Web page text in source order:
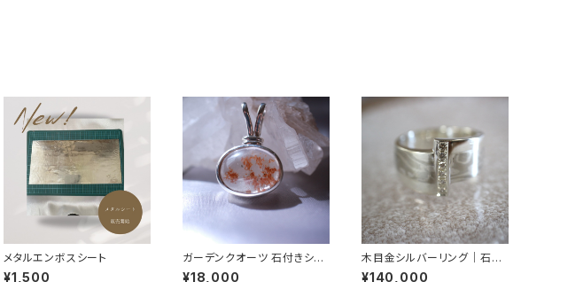
メタルエンボスシート
¥1,500
ガーデンクオーツ 石付きシル
バーペンダント | 石彩-木目
¥18,000
木目金シルバーリング｜石
彩 木目金 高級シルバーリ
¥140,000